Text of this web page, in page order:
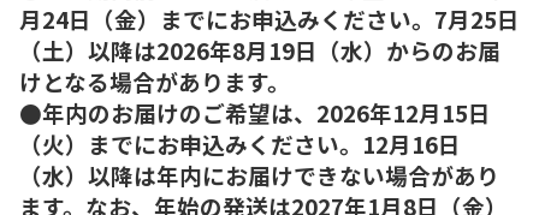
月24日（金）までにお申込みください。7月25日
（土）以降は2026年8月19日（水）からのお届
けとなる場合があります。
●年内のお届けのご希望は、2026年12月15日
（火）までにお申込みください。12月16日
（水）以降は年内にお届けできない場合があり
ます。なお、年始の発送は2027年1月8日（金）